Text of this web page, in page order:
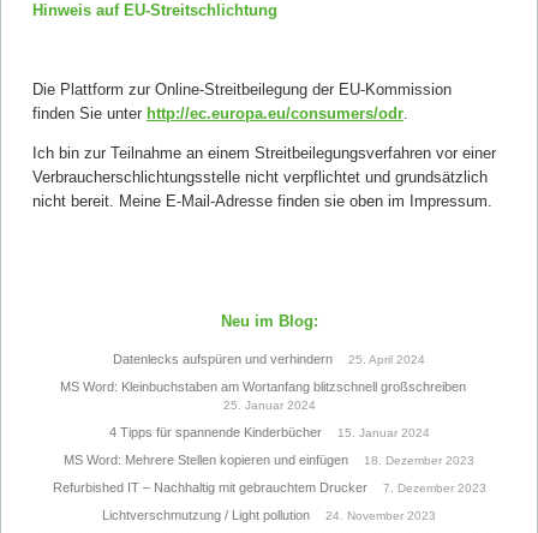
Hinweis auf EU-Streitschlichtung
Die Plattform zur Online-Streitbeilegung der EU-Kommission
finden Sie unter http://ec.europa.eu/consumers/odr.
Ich bin zur Teilnahme an einem Streitbeilegungsverfahren vor einer
Verbraucherschlichtungsstelle nicht verpflichtet und grundsätzlich
nicht bereit. Meine E-Mail-Adresse finden sie oben im Impressum.
Neu im Blog:
Datenlecks aufspüren und verhindern 25. April 2024
MS Word: Kleinbuchstaben am Wortanfang blitzschnell großschreiben
25. Januar 2024
4 Tipps für spannende Kinderbücher 15. Januar 2024
MS Word: Mehrere Stellen kopieren und einfügen 18. Dezember 2023
Refurbished IT – Nachhaltig mit gebrauchtem Drucker 7. Dezember 2023
Lichtverschmutzung / Light pollution 24. November 2023